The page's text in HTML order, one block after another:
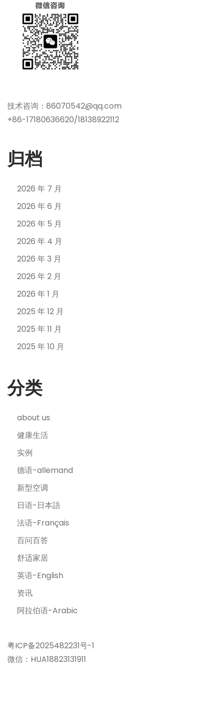
技术咨询：86070542@qq.com
+86-17180636620/18138922112
归档
2026 年 7 月
2026 年 6 月
2026 年 5 月
2026 年 4 月
2026 年 3 月
2026 年 2 月
2026 年 1 月
2025 年 12 月
2025 年 11 月
2025 年 10 月
分类
about us
健康生活
实例
德语-allemand
新型空调
日语-日本語
法语-Français
百问百答
舒适家居
英语-English
资讯
阿拉伯语-Arabic
粤ICP备2025482231号-1
微信：HUA18823131911